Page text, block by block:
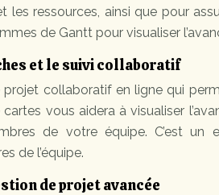
les ressources, ainsi que pour
de Gantt pour visualiser
et le suivi collaboratif
collaboratif en ligne qui
vous aidera à visualiser
de votre équipe. C’est
de l’équipe.
de projet avancée